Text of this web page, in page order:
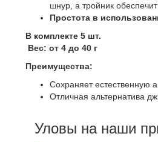
шнур, а тройник
Простота в
В комплекте 5 шт.
Вес: от 4 до 40 г
Преимущества:
Сохраняет естественную
Отличная альтернатива
Уловы на наши